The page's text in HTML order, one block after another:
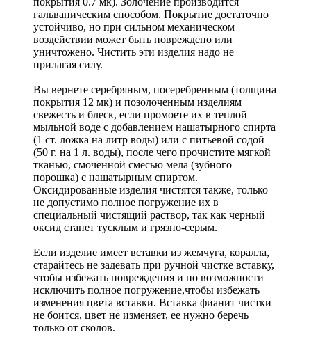
гальваническим способом. Покрытие достаточно
устойчиво, но при сильном механическом
воздействии может быть повреждено или
уничтожено. Чистить эти изделия надо не
прилагая силу.
Вы вернете серебряным, посеребренным (толщина
покрытия 12 мк) и позолоченным изделиям
свежесть и блеск, если промоете их в теплой
мыльной воде с добавлением нашатырного спирта
(1 ст. ложка на литр воды) или с питьевой содой
(50 г. на 1 л. воды), после чего прочистите мягкой
тканью, смоченной смесью мела (зубного
порошка) с нашатырным спиртом.
Оксидированные изделия чистятся также, только
не допустимо полное погружение их в
специальный чистящий раствор, так как черный
оксид станет тусклым и грязно-серым.
Если изделие имеет вставки из жемчуга, коралла,
старайтесь не задевать при ручной чистке вставку,
чтобы избежать повреждения и по возможности
исключить полное погружение,чтобы избежать
изменения цвета вставки. Вставка фианит чистки
не боится, цвет не изменяет, ее нужно беречь
только от сколов.